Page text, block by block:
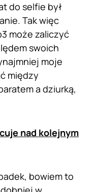
do selfie był
Tak więc
może zaliczyć
swoich
moje
między
a dziurką,
nad kolejnym
bowiem to